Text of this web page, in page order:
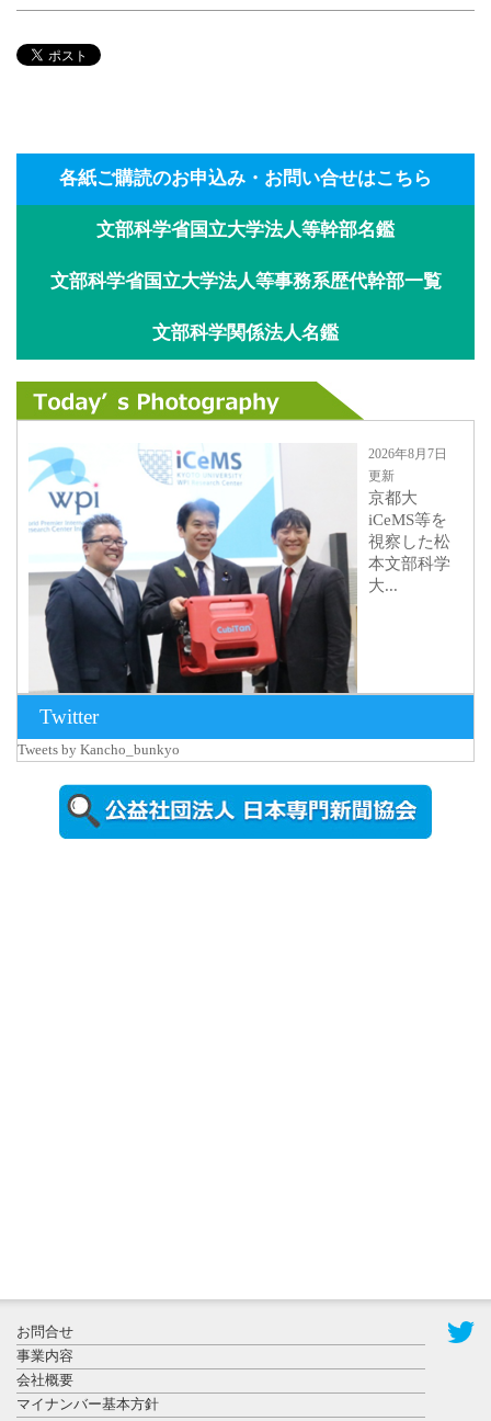
各紙ご購読のお申込み・お問い合せはこちら
文部科学省国立大学法人等幹部名鑑
文部科学省国立大学法人等事務系歴代幹部一覧
文部科学関係法人名鑑
2026年8月7日
更新
京都大
iCeMS等を
視察した松
本文部科学
大...
2026年8月5日
更新
農工大で大
登録有形文
化財となっ
た東北大植
Twitter
Tweets by Kancho_bunkyo
お問合せ
事業内容
会社概要
マイナンバー基本方針